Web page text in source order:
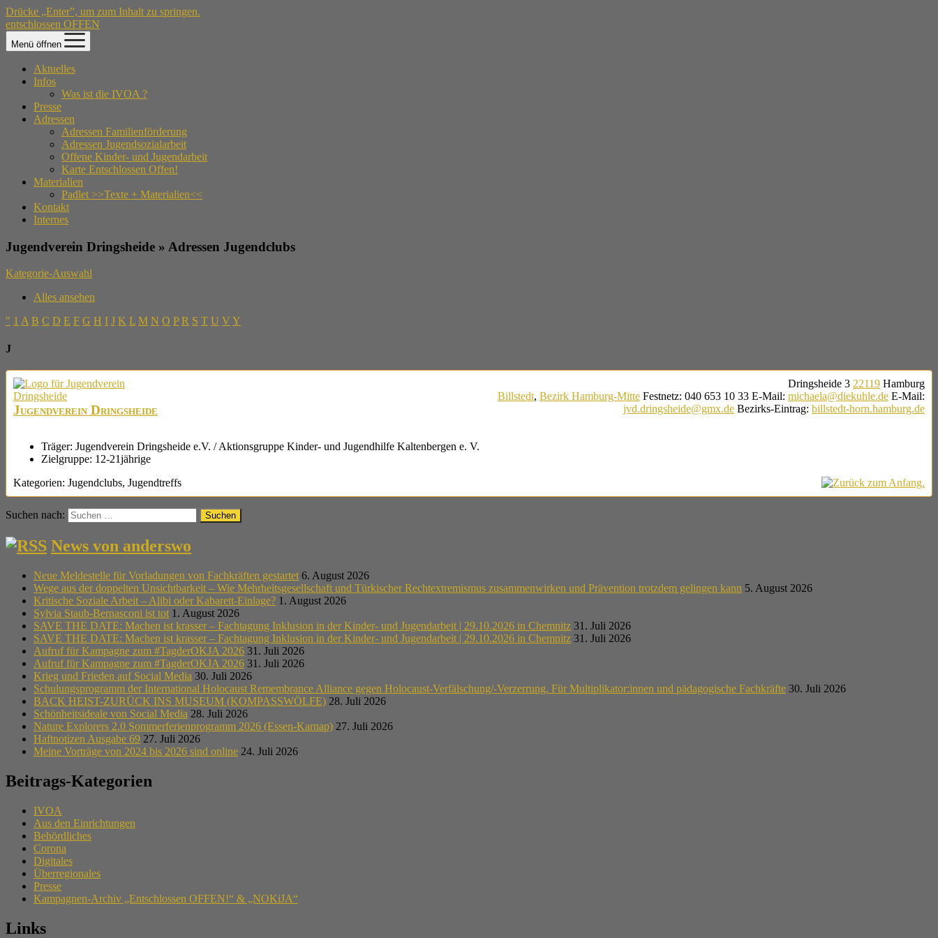
Drücke „Enter”, um zum Inhalt zu springen.
entschlossen OFFEN
Menü öffnen
Aktuelles
Infos
Was ist die IVOA ?
Presse
Adressen
Adressen Familienförderung
Adressen Jugendsozialarbeit
Offene Kinder- und Jugendarbeit
Karte Entschlossen Offen!
Materialien
Padlet >>Texte + Materialien<<
Kontakt
Internes
Jugendverein Dringsheide » Adressen Jugendclubs
Kategorie-Auswahl
Alles ansehen
" 1 A B C D E F G H I J K L M N O P R S T U V Y
J
Jugendverein Dringsheide
Dringsheide 3 22119 Hamburg
Billstedt, Bezirk Hamburg-Mitte Festnetz: 040 653 10 33 E-Mail: michaela@diekuhle.de E-Mail:
jvd.dringsheide@gmx.de Bezirks-Eintrag: billstedt-horn.hamburg.de
Träger: Jugendverein Dringsheide e.V. / Aktionsgruppe Kinder- und Jugendhilfe Kaltenbergen e. V.
Zielgruppe: 12-21jährige
Kategorien: Jugendclubs, Jugendtreffs
Suchen nach:
News von anderswo
Neue Meldestelle für Vorladungen von Fachkräften gestartet 6. August 2026
Wege aus der doppelten Unsichtbarkeit – Wie Mehrheitsgesellschaft und Türkischer Rechtextremismus zusammenwirken und Prävention trotzdem gelingen kann 5. August 2026
Kritische Soziale Arbeit – Alibi oder Kabarett-Einlage? 1. August 2026
Sylvia Staub-Bernasconi ist tot 1. August 2026
SAVE THE DATE: Machen ist krasser – Fachtagung Inklusion in der Kinder- und Jugendarbeit | 29.10.2026 in Chemnitz 31. Juli 2026
SAVE THE DATE: Machen ist krasser – Fachtagung Inklusion in der Kinder- und Jugendarbeit | 29.10.2026 in Chemnitz 31. Juli 2026
Aufruf für Kampagne zum #TagderOKJA 2026 31. Juli 2026
Aufruf für Kampagne zum #TagderOKJA 2026 31. Juli 2026
Krieg und Frieden auf Social Media 30. Juli 2026
Schulungsprogramm der International Holocaust Remembrance Alliance gegen Holocaust-Verfälschung/-Verzerrung. Für Multiplikator:innen und pädagogische Fachkräfte 30. Juli 2026
BACK HEIST-ZURÜCK INS MUSEUM (KOMPASSWÖLFE) 28. Juli 2026
Schönheitsideale von Social Media 28. Juli 2026
Nature Explorers 2.0 Sommerferienprogramm 2026 (Essen-Karnap) 27. Juli 2026
Haftnotizen Ausgabe 69 27. Juli 2026
Meine Vorträge von 2024 bis 2026 sind online 24. Juli 2026
Beitrags-Kategorien
IVOA
Aus den Einrichtungen
Behördliches
Corona
Digitales
Überregionales
Presse
Kampagnen-Archiv „Entschlossen OFFEN!“ & „NOKiJA“
Links